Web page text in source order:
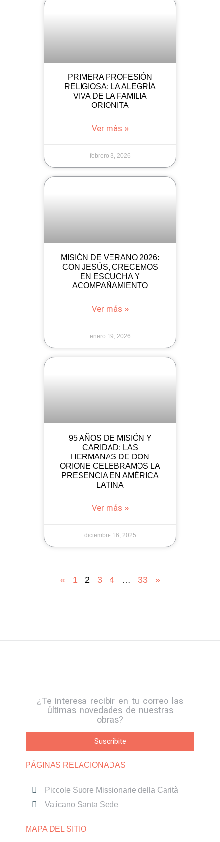
PRIMERA PROFESIÓN
RELIGIOSA: LA ALEGRÍA
VIVA DE LA FAMILIA
ORIONITA
Ver más »
febrero 3, 2026
MISIÓN DE VERANO 2026:
CON JESÚS, CRECEMOS
EN ESCUCHA Y
ACOMPAÑAMIENTO
Ver más »
enero 19, 2026
95 AÑOS DE MISIÓN Y
CARIDAD: LAS
HERMANAS DE DON
ORIONE CELEBRAMOS LA
PRESENCIA EN AMÉRICA
LATINA
Ver más »
diciembre 16, 2025
« 1 2 3 4 … 33 »
¿Te interesa recibir en tu correo las
últimas novedades de nuestras
obras?
Suscribite
PÁGINAS RELACIONADAS
Piccole Suore Missionarie della Carità
Vaticano Santa Sede
MAPA DEL SITIO